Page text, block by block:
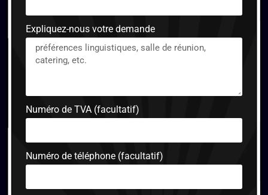
Expliquez-nous votre demande
Numéro de TVA (facultatif)
Numéro de téléphone (facultatif)